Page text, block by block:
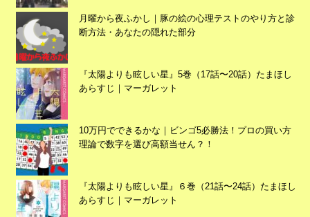
月曜から夜ふかし｜豚の絵の心理テストのやり方と診
断方法・あなたの隠れた部分
『太陽よりも眩しい星』5巻（17話〜20話）たまほし
あらすじ｜マーガレット
10万円でできるかな｜ビンゴ5必勝法！プロの買い方
理論で数字を選び高額当せん？！
『太陽よりも眩しい星』６巻（21話〜24話）たまほし
あらすじ｜マーガレット